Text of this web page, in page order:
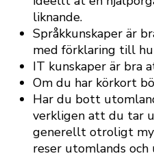
liknande.
Språkkunskaper är
med förklaring till
IT kunskaper är bra
Om du har körkort
Har du bott
verkligen att du tar
generellt otroligt
reser utomlands